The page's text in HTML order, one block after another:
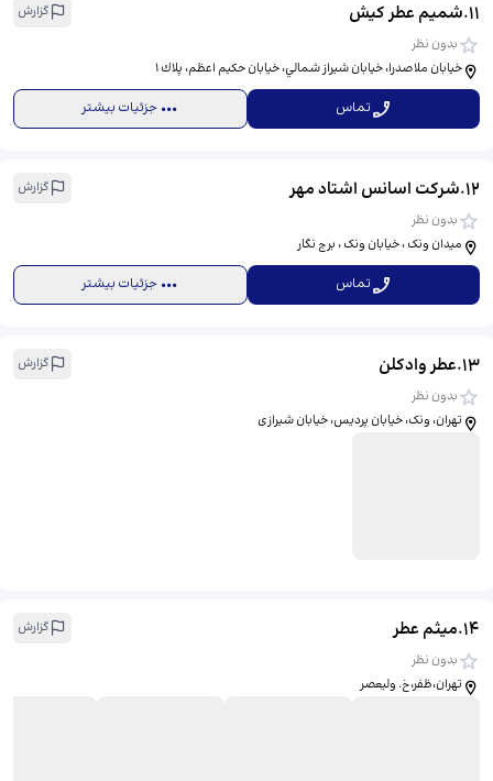
11
.شمیم عطر کیش
گزارش
بدون نظر
خيابان ملاصدرا، خیابان شيراز شمالي، خيابان حكيم اعظم، پلاك ١
تماس جزئیات بیشتر
12
.شرکت اسانس اشتاد مهر
گزارش
بدون نظر
میدان ونک ، خیابان ونک ، برج نگار
تماس جزئیات بیشتر
13
.عطر وادکلن
گزارش
بدون نظر
تهران، ونک، خیابان پردیس، خیابان شیرازی
14
.میثم عطر
گزارش
بدون نظر
تهران،ظفر،خ. ولیعصر